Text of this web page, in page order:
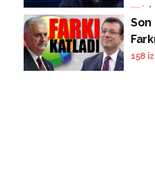
'Her
var'
77
Son
158